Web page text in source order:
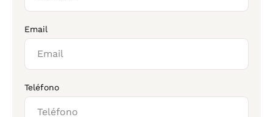
Email
Teléfono